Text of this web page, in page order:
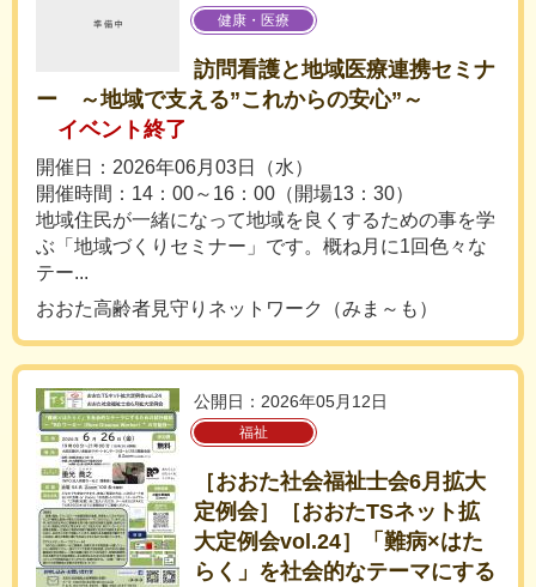
健康・医療
訪問看護と地域医療連携セミナ
ー ～地域で支える”これからの安心”～
イベント終了
開催日：2026年06月03日（水）
開催時間：14：00～16：00（開場13：30）
地域住民が一緒になって地域を良くするための事を学
ぶ「地域づくりセミナー」です。概ね月に1回色々な
テー...
おおた高齢者見守りネットワーク（みま～も）
公開日：2026年05月12日
福祉
［おおた社会福祉士会6月拡大
定例会］［おおたTSネット拡
大定例会vol.24］「難病×はた
らく」を社会的なテーマにする